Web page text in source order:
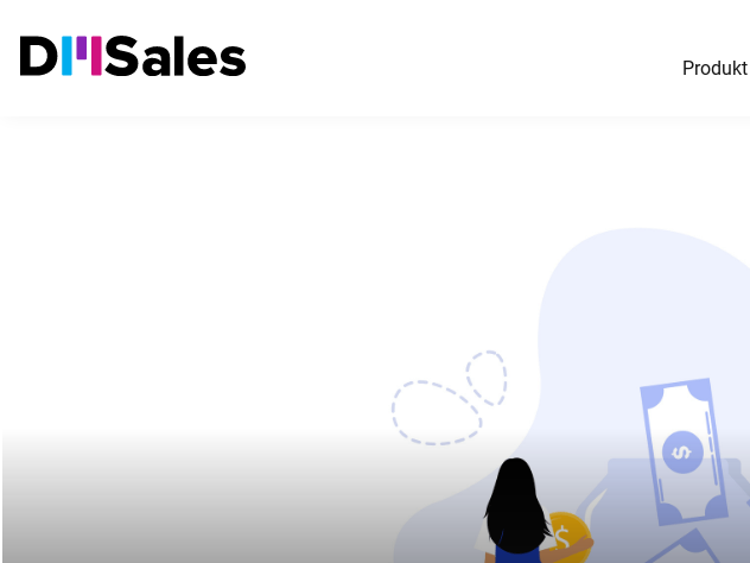
Produkt